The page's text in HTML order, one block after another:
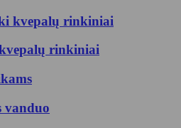
kvepalų rinkiniai
rinkiniai
vanduo